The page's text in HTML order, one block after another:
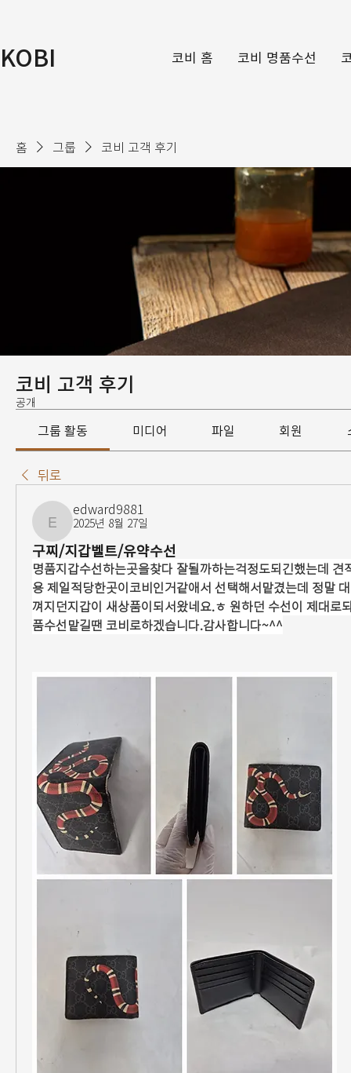
KOBI 코비 홈 코비 명품수선
홈 그룹 코비 고객 후기
코비 고객 후기
공개
그룹 활동 미디어 파일 회원
뒤로
edward9881
edward9881
2025년 8월 27일
구찌/지갑벨트/유약수선
명품지갑수선하는곳을찾다 잘될까하는걱정도되긴했는데 견
용 제일적당한곳이코비인거같애서 선택해서맡겼는데 정말
껴지던지갑이 새상품이되서왔네요.ㅎ 원하던 수선이 제대로
품수선맡길땐 코비로하겠습니다.감사합니다~^^